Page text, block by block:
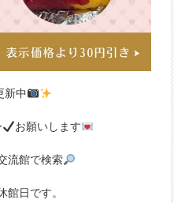
新中
お願いします
流館で検索
館日です。